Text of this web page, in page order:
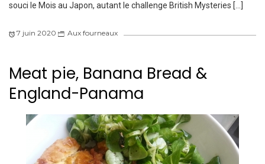
souci le Mois au Japon, autant le challenge British Mysteries […]
7 juin 2020 Aux fourneaux
Meat pie, Banana Bread &
England-Panama